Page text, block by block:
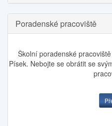
Poradenské pracoviště
Školní poradenské
Písek. Nebojte se obrátit se